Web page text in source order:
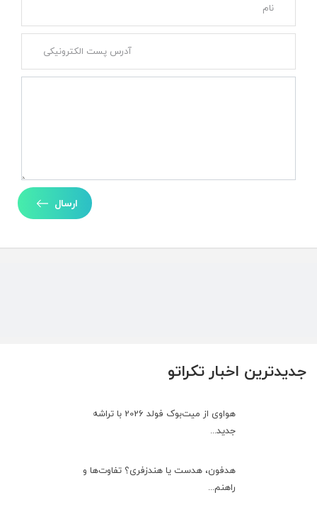
جدیدترین اخبار تکراتو
هواوی از میت‌بوک فولد 2026 با تراشه
جدید...
هدفون، هدست یا هندزفری؟ تفاوت‌ها و
راهنم...
ارسال